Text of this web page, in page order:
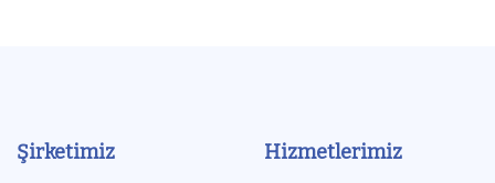
Şirketimiz Hizmetlerimiz